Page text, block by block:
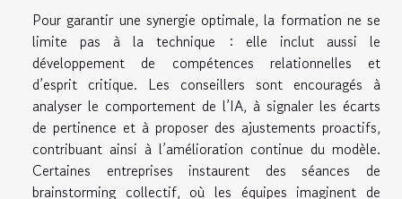
Pour garantir une synergie optimale, la formation ne se
limite pas à la technique : elle inclut aussi le
développement de compétences relationnelles et
d’esprit critique. Les conseillers sont encouragés à
analyser le comportement de l’IA, à signaler les écarts
de pertinence et à proposer des ajustements proactifs,
contribuant ainsi à l’amélioration continue du modèle.
Certaines entreprises instaurent des séances de
brainstorming collectif, où les équipes imaginent de